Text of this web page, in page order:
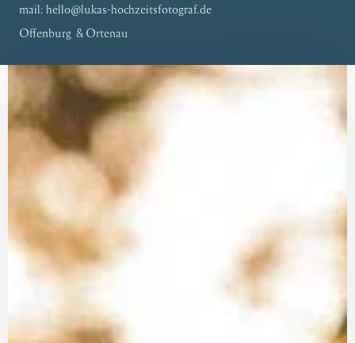
mail: hello@lukas-hochzeitsfotograf.de
Offenburg & Ortenau